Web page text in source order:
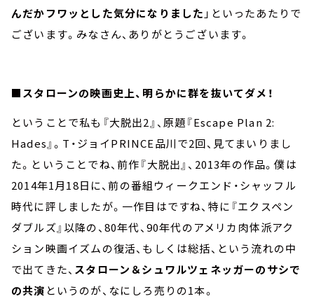
んだかフワッとした気分になりました 」といったあたりで
ございます。みなさん、ありがとうございます。
■スタローンの映画史上、明らかに群を抜いてダメ！
ということで私も『大脱出2』、原題『Escape Plan 2:
Hades』。T・ジョイPRINCE品川で2回、見てまいりまし
た。ということでね、前作『大脱出』、2013年の作品。僕は
2014年1月18日に、前の番組ウィークエンド・シャッフル
時代に評しましたが。一作目はですね、特に『エクスペン
ダブルズ』以降の、80年代、90年代のアメリカ肉体派アク
ション映画イズムの復活、もしくは総括、という流れの中
で出てきた、 スタローン＆シュワルツェネッガーのサシで
の共演 というのが、なにしろ売りの1本。